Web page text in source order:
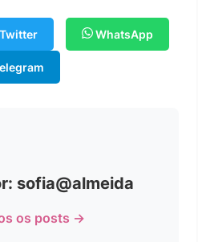
Twitter WhatsApp
sofia@almeida
os posts →